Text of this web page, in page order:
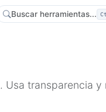
Buscar herramientas...
Usa transparencia y